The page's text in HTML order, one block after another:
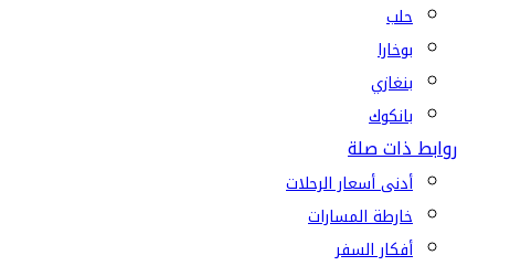
حلب
بوخارا
بنغازي
بانكوك
روابط ذات صلة
أدنى أسعار الرحلات
خارطة المسارات
أفكار السفر